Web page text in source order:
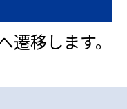
移します。